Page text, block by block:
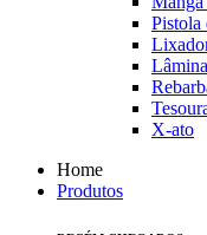
Pistola
X-ato
Home
Produtos